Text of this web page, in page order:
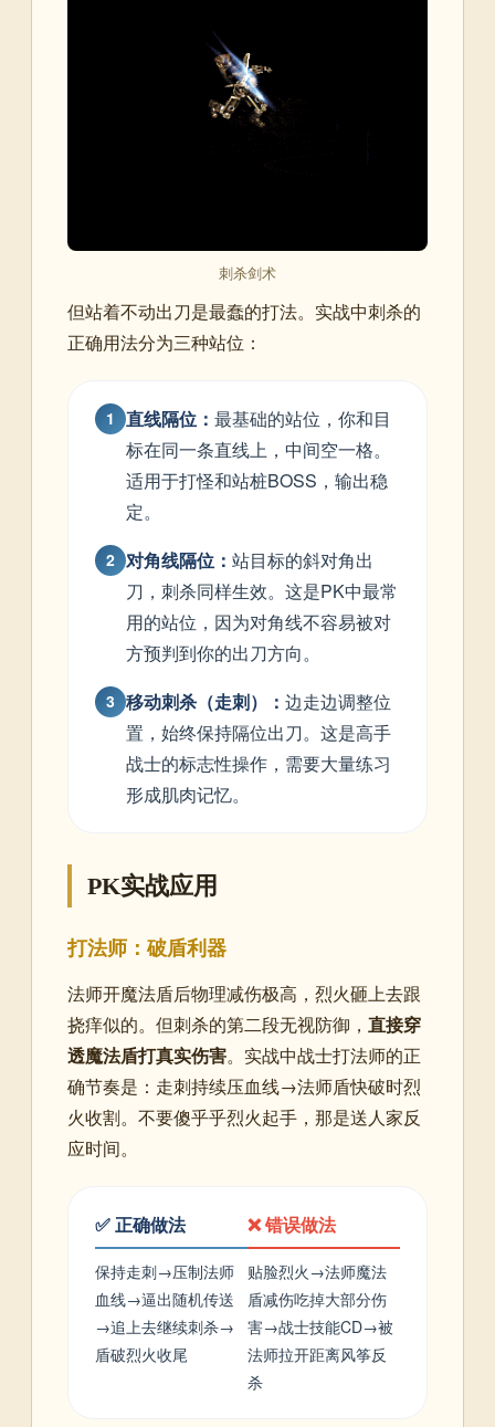
刺杀剑术
但站着不动出刀是最蠢的打法。实战中刺杀的
正确用法分为三种站位：
1 直线隔位： 最基础的站位，你和目
标在同一条直线上，中间空一格。
适用于打怪和站桩BOSS，输出稳
定。
2 对角线隔位： 站目标的斜对角出
刀，刺杀同样生效。这是PK中最常
用的站位，因为对角线不容易被对
方预判到你的出刀方向。
3 移动刺杀（走刺）： 边走边调整位
置，始终保持隔位出刀。这是高手
战士的标志性操作，需要大量练习
形成肌肉记忆。
PK实战应用
打法师：破盾利器
法师开魔法盾后物理减伤极高，烈火砸上去跟
挠痒似的。但刺杀的第二段无视防御， 直接穿
透魔法盾打真实伤害。实战中战士打法师的正
确节奏是：走刺持续压血线→法师盾快破时烈
火收割。不要傻乎乎烈火起手，那是送人家反
应时间。
✅ 正确做法
保持走刺→压制法师
血线→逼出随机传送
→追上去继续刺杀→
盾破烈火收尾
❌ 错误做法
贴脸烈火→法师魔法
盾减伤吃掉大部分伤
害→战士技能CD→被
法师拉开距离风筝反
杀